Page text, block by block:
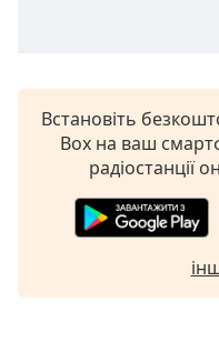
Opacity
Встановіть
Box на ваш
радіостанції